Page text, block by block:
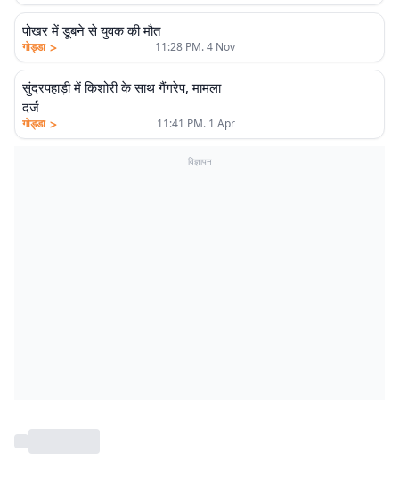
पोखर में डूबने से युवक की मौत
गोड्डा > 11:28 PM. 4 Nov
सुंदरपहाड़ी में किशोरी के साथ गैंगरेप, मामला
दर्ज
गोड्डा > 11:41 PM. 1 Apr
विज्ञापन